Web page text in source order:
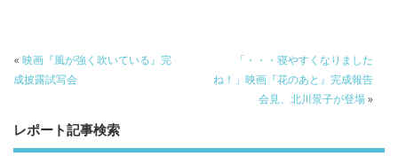
k
« 映画『風が強く吹いている』完
成披露試写会
「・・・寝やすくなりました
ね！」映画『花のあと』完成報告
会見、北川景子が登場»
レポート記事検索